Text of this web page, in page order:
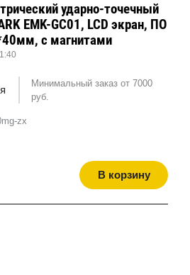
zx
ударно-точечный
EMK-GC01, LCD экран, ПО
с магнитами
Минимальный заказ от 7000
руб.
В корзину